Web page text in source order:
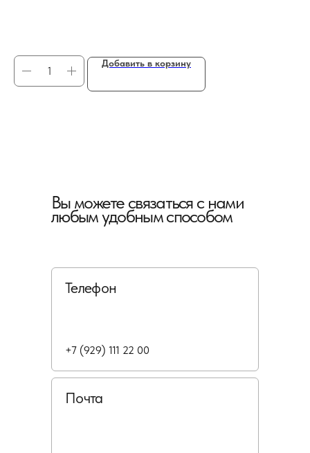
Добавить в корзину
Вы можете связаться с нами
любым удобным способом
Телефон
Почта
+7 (929) 111 22 00